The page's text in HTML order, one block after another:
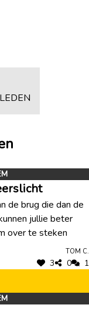
de brug die dan de
voorzien van een verkeerslicht met knop om over te steken
Tom C.
3 0 1